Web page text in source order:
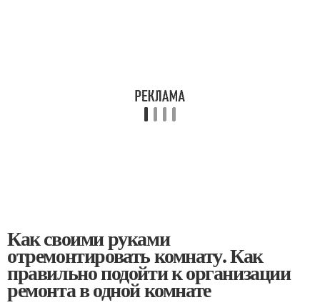
Как своими руками
отремонтировать комнату. Как
правильно подойти к организации
ремонта в одной комнате